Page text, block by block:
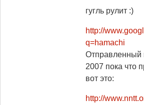
гугль рулит :)
http://
q=hamachi
Отправленный
2007 пока что
вот это:
http://